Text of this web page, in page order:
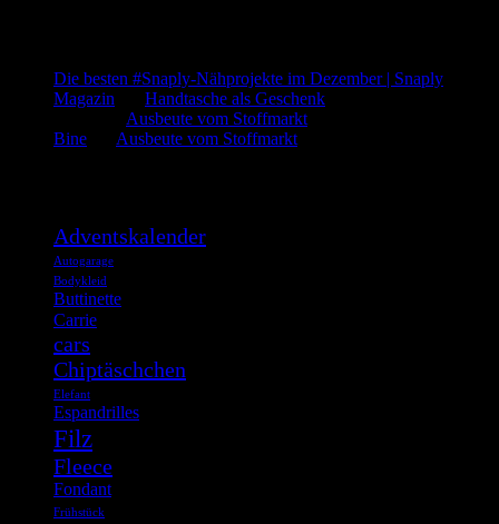
Die besten #Snaply-Nähprojekte im Dezember | Snaply
Magazin
Handtasche als Geschenk
Ausbeute vom Stoffmarkt
Bine
Ausbeute vom Stoffmarkt
Adventskalender
Autogarage
Bodykleid
Buttinette
Carrie
cars
Chiptäschchen
Elefant
Espandrilles
Filz
Fleece
Fondant
Frühstück